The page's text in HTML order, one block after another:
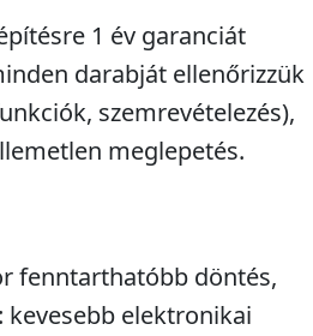
1 év garanciát
darabját ellenőrizzük
szemrevételezés),
meglepetés.
fenntarthatóbb döntés,
kevesebb elektronikai